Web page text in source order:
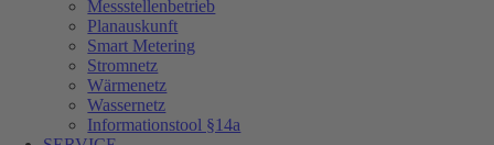
Messstellenbetrieb
Planauskunft
Smart Metering
Stromnetz
Wärmenetz
Wassernetz
Informationstool §14a